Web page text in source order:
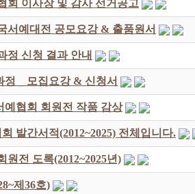
회 이사장 및 감사 선거공고
서예대전 공모요강 & 출품원서
정 신청 결과 안내
정 _ 모집요강 & 신청서
예협회 회원전 작품 감상
발간서적(2012~2025) 전체입니다.
원전 도록(2012~2025년)
제36호)